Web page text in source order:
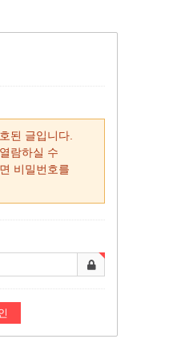
된 글입니다.
람하실 수
비밀번호를